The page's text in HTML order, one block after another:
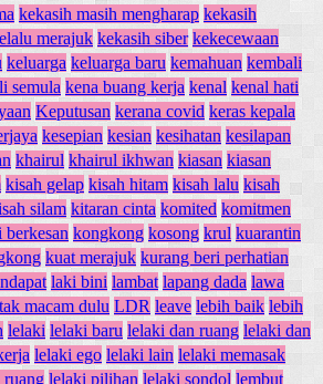
kekasih masih mengharap kekasih
merajuk kekasih siber kekecewaan
keluarga keluarga baru kemahuan kembali
semula kena buang kerja kenal kenal hati
Keputusan kerana covid keras kepala
kesepian kesian kesihatan kesilapan
khairul khairul ikhwan kiasan kiasan
kisah gelap kisah hitam kisah lalu kisah
silam kitaran cinta komited komitmen
kongkong kosong krul kuarantin
kuat merajuk kurang beri perhatian
laki bini lambat lapang dada lawa
macam dulu LDR leave lebih baik lebih
lelaki lelaki baru lelaki dan ruang lelaki dan
lelaki ego lelaki lain lelaki memasak
lelaki pilihan lelaki sondol lembut